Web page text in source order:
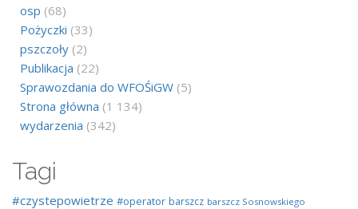
osp (68)
Pożyczki (33)
pszczoły (2)
Publikacja (22)
Sprawozdania do WFOŚiGW (5)
Strona główna (1 134)
wydarzenia (342)
Tagi
#czystepowietrze #operator barszcz barszcz Sosnowskiego